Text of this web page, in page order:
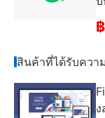
สินค้าที่ได้รับควา